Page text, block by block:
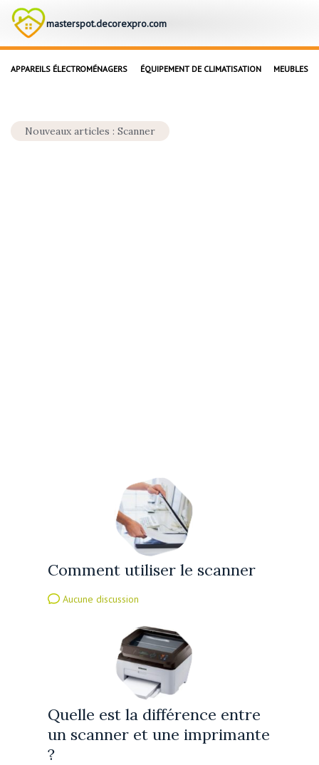
masterspot.decorexpro.com
APPAREILS ÉLECTROMÉNAGERS ÉQUIPEMENT DE CLIMATISATION MEUBLES
Nouveaux articles : Scanner
Comment utiliser le scanner
Aucune discussion
Quelle est la différence entre
un scanner et une imprimante
?